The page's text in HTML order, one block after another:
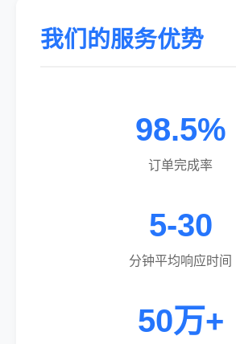
我们的服务优势
98.5%
订单完成率
5-30
分钟平均响应时间
50万+